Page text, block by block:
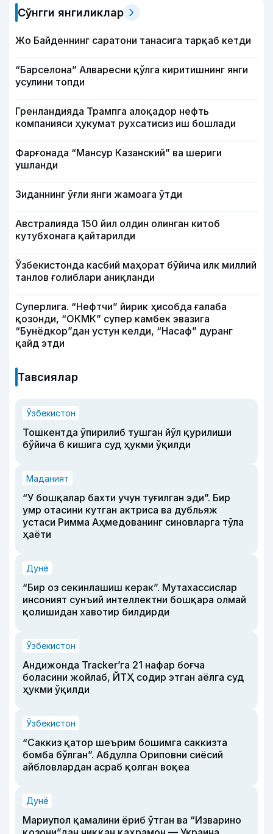
Сўнгги янгиликлар
Жо Байденнинг саратони танасига тарқаб кетди
“Барселона” Алваресни қўлга киритишнинг янги
усулини топди
Гренландияда Трампга алоқадор нефть
компанияси ҳукумат рухсатисиз иш бошлади
Фарғонада “Мансур Казанский” ва шериги
ушланди
Зиданнинг ўғли янги жамоага ўтди
Австралияда 150 йил олдин олинган китоб
кутубхонага қайтарилди
Ўзбекистонда касбий маҳорат бўйича илк миллий
танлов ғолиблари аниқланди
Суперлига. “Нефтчи” йирик ҳисобда ғалаба
қозонди, “ОКМК” супер камбек эвазига
“Бунёдкор”дан устун келди, “Насаф” дуранг
қайд этди
Тавсиялар
Ўзбекистон
Тошкентда ўпирилиб тушган йўл қурилиши
бўйича 6 кишига суд ҳукми ўқилди
Маданият
“У бошқалар бахти учун туғилган эди”. Бир
умр отасини кутган актриса ва дубльяж
устаси Римма Аҳмедованинг синовларга тўла
ҳаёти
Дунё
“Бир оз секинлашиш керак”. Мутахассислар
инсоният сунъий интеллектни бошқара олмай
қолишидан хавотир билдирди
Ўзбекистон
Андижонда Tracker’га 21 нафар боғча
боласини жойлаб, ЙТҲ содир этган аёлга суд
ҳукми ўқилди
Ўзбекистон
“Саккиз қатор шеърим бошимга саккизта
бомба бўлган”. Абдулла Ориповни сиёсий
айбловлардан асраб қолган воқеа
Дунё
Мариупол қамалини ёриб ўтган ва “Изварино